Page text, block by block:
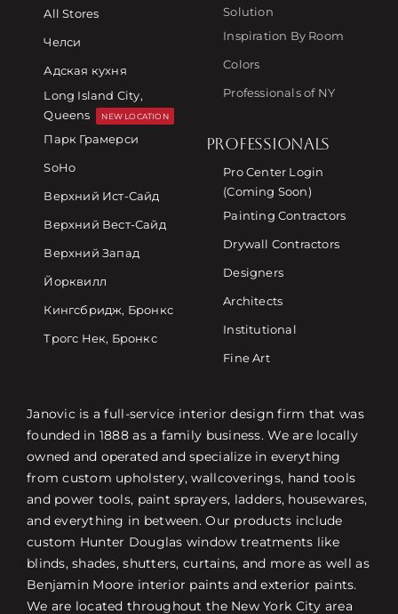
All Stores
Челси
Адская кухня
Long Island City,
Queens
NEW LOCATION
Парк Грамерси
SoHo
Верхний Ист-Сайд
Верхний Вест-Сайд
Верхний Запад
Йорквилл
Кингсбридж, Бронкс
Трогс Нек, Бронкс
Solution
Inspiration By Room
Colors
Professionals of NY
PROFESSIONALS
Pro Center Login
(Coming Soon)
Painting Contractors
Drywall Contractors
Designers
Architects
Institutional
Fine Art
Janovic is a full-service interior design firm that was
founded in 1888 as a family business. We are locally
owned and operated and specialize in everything
from custom upholstery, wallcoverings, hand tools
and power tools, paint sprayers, ladders, housewares,
and everything in between. Our products include
custom Hunter Douglas window treatments like
blinds, shades, shutters, curtains, and more as well as
Benjamin Moore interior paints and exterior paints.
We are located throughout the New York City area